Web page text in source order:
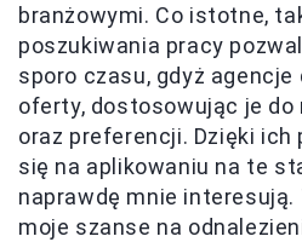
branżowymi. Co istotne,
poszukiwania pracy
sporo czasu, gdyż agencje
oferty, dostosowując je
oraz preferencji. Dzięki
się na aplikowaniu na te
naprawdę mnie interesują.
moje szanse na